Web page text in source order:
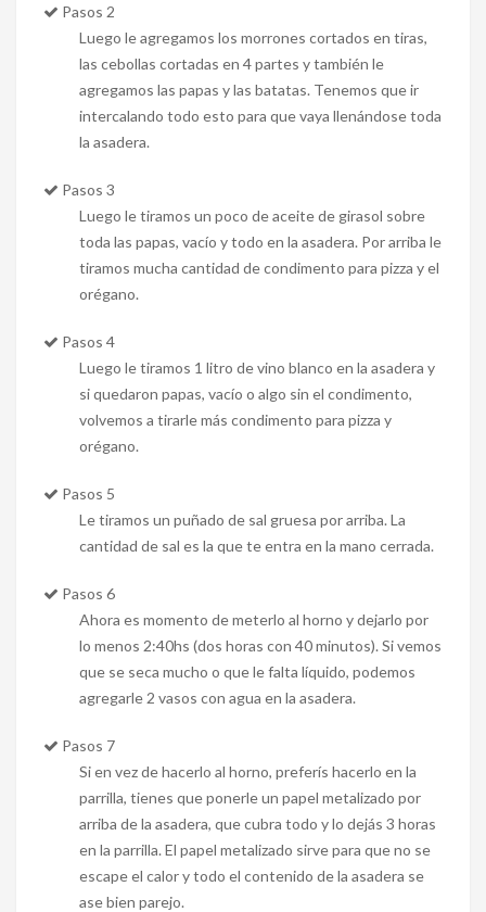
Pasos 2
Luego le agregamos los morrones cortados en tiras,
las cebollas cortadas en 4 partes y también le
agregamos las papas y las batatas. Tenemos que ir
intercalando todo esto para que vaya llenándose toda
la asadera.
Pasos 3
Luego le tiramos un poco de aceite de girasol sobre
toda las papas, vacío y todo en la asadera. Por arriba le
tiramos mucha cantidad de condimento para pizza y el
orégano.
Pasos 4
Luego le tiramos 1 litro de vino blanco en la asadera y
si quedaron papas, vacío o algo sin el condimento,
volvemos a tirarle más condimento para pizza y
orégano.
Pasos 5
Le tiramos un puñado de sal gruesa por arriba. La
cantidad de sal es la que te entra en la mano cerrada.
Pasos 6
Ahora es momento de meterlo al horno y dejarlo por
lo menos 2:40hs (dos horas con 40 minutos). Si vemos
que se seca mucho o que le falta líquido, podemos
agregarle 2 vasos con agua en la asadera.
Pasos 7
Si en vez de hacerlo al horno, preferís hacerlo en la
parrilla, tienes que ponerle un papel metalizado por
arriba de la asadera, que cubra todo y lo dejás 3 horas
en la parrilla. El papel metalizado sirve para que no se
escape el calor y todo el contenido de la asadera se
ase bien parejo.